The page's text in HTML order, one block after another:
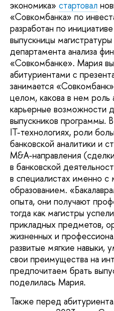
экономика» стартовал
«Совкомбанка» по
разработан по
выпускницы
департамента анализа
«Совкомбанке». Мария
абитуриентами с
занимается
целом, какова в нем роль
карьерные возможности
выпускников программы.
IT-технологиях, роли
банковской аналитики и
M&A-направления
в банковской
в специалистах именно с
образованием.
опыта, они получают
тогда как магистры
прикладных предметов,
жизненных и
развитые мягкие навыки,
свои преимущества на
предпочитаем брать
поделилась Мария.
Также перед